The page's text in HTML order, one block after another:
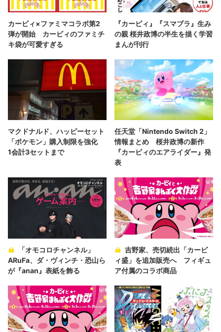
カービィ×ファミマコラボ第2
弾が開始 カービィのファミチ
キ袋が可愛すぎる
『カービィ』『スマブラ』生み
の親 桜井政博の半生を描く学習
まんが刊行
マクドナルド、ハッピーセット
「ポケモン」購入制限を強化
1会計3セットまで
任天堂「Nintendo Switch 2」
情報まとめ ​桜井政博の新作
『カービィのエアライダー』発
表
「オモコロチャンネル」
ARuFa、ダ・ヴィンチ・恐山ら
が『anan』表紙を飾る
吉野家、売切続出「カービ
ィ盛」を追加販売へ フィギュ
ア付属のコラボ商品